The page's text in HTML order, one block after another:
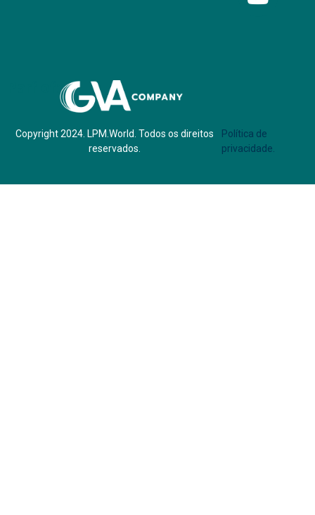
Copyright 2024. LPM.World. Todos os direitos
reservados.
Política de
privacidade.